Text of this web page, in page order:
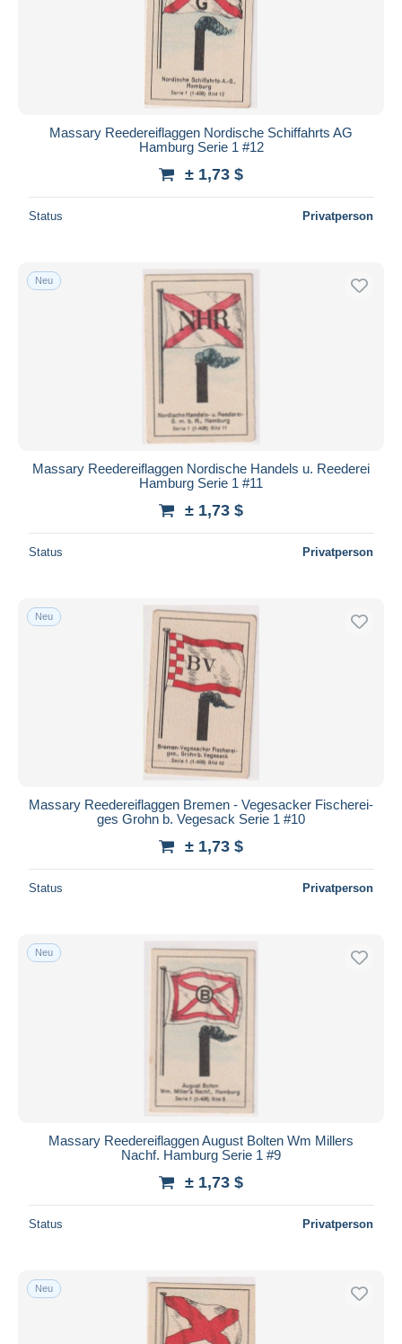
Massary Reedereiflaggen Nordische Schiffahrts AG
Hamburg Serie 1 #12
± 1,73 $
Status Privatperson
Neu
Massary Reedereiflaggen Nordische Handels u. Reederei
Hamburg Serie 1 #11
± 1,73 $
Status Privatperson
Neu
Massary Reedereiflaggen Bremen - Vegesacker Fischerei-
ges Grohn b. Vegesack Serie 1 #10
± 1,73 $
Status Privatperson
Neu
Massary Reedereiflaggen August Bolten Wm Millers
Nachf. Hamburg Serie 1 #9
± 1,73 $
Status Privatperson
Neu